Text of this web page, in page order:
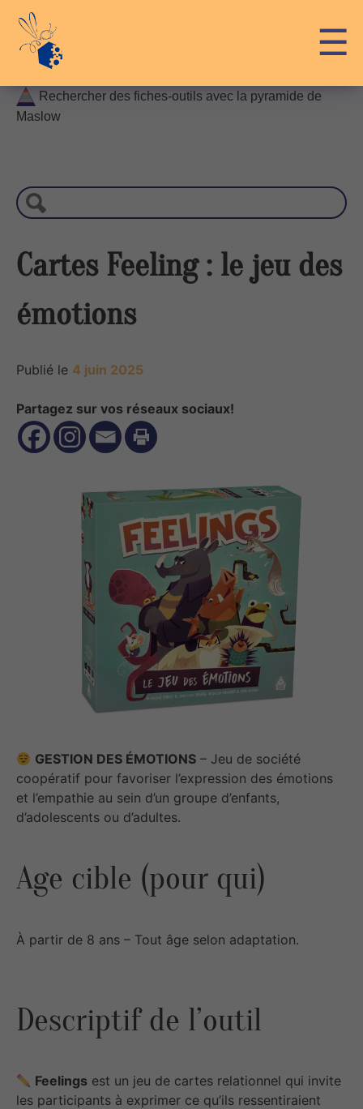
content
☰
Rechercher des fiches-outils avec la pyramide de
Maslow
c
h
r
c
e
Cartes Feeling : le jeu des
émotions
Publié le 4 juin 2025
Partagez sur vos réseaux sociaux!
GESTION DES ÉMOTIONS – Jeu de société
coopératif pour favoriser l’expression des émotions
et l’empathie au sein d’un groupe d’enfants,
d’adolescents ou d’adultes.
Age cible (pour qui)
À partir de 8 ans – Tout âge selon adaptation.
Descriptif de l’outil
Feelings est un jeu de cartes relationnel qui invite
les participants à exprimer ce qu’ils ressentiraient